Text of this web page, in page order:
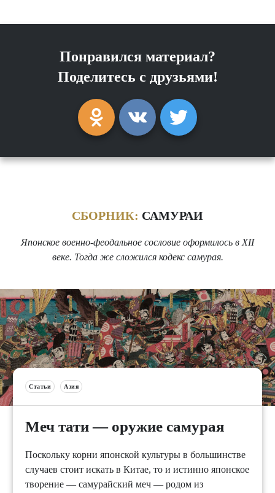
Понравился материал?
Поделитесь с друзьями!
СБОРНИК: САМУРАИ
Японское военно-феодальное сословие оформилось в XII
веке. Тогда же сложился кодекс самурая.
Статьи Азия
Меч тати — оружие самурая
Поскольку корни японской культуры в большинстве
случаев стоит искать в Китае, то и истинно японское
творение — самурайский меч — родом из